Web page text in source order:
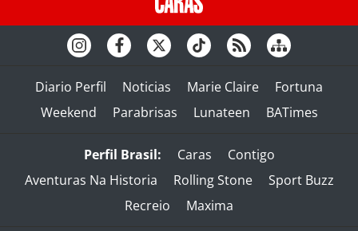
Diario Perfil Noticias Marie Claire
Fortuna
Weekend
Parabrisas Lunateen BATimes
Perfil Brasil: Caras
Contigo
Aventuras Na Historia
Rolling Stone
Sport Buzz
Recreio
Maxima